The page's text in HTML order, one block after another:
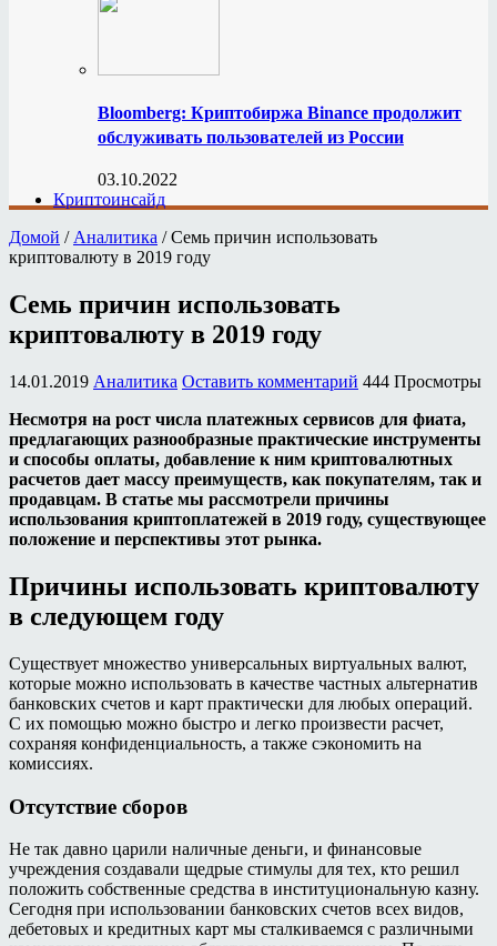
Bloomberg: Криптобиржа Binance продолжит
обслуживать пользователей из России
03.10.2022
Криптоинсайд
Домой / Аналитика / Семь причин использовать
криптовалюту в 2019 году
Семь причин использовать
криптовалюту в 2019 году
14.01.2019 Аналитика Оставить комментарий 444 Просмотры
Несмотря на рост числа платежных сервисов для фиата,
предлагающих разнообразные практические инструменты
и способы оплаты, добавление к ним криптовалютных
расчетов дает массу преимуществ, как покупателям, так и
продавцам. В статье мы рассмотрели причины
использования криптоплатежей в 2019 году, существующее
положение и перспективы этот рынка.
Причины использовать криптовалюту
в следующем году
Существует множество универсальных виртуальных валют,
которые можно использовать в качестве частных альтернатив
банковских счетов и карт практически для любых операций.
С их помощью можно быстро и легко произвести расчет,
сохраняя конфиденциальность, а также сэкономить на
комиссиях.
Отсутствие сборов
Не так давно царили наличные деньги, и финансовые
учреждения создавали щедрые стимулы для тех, кто решил
положить собственные средства в институциональную казну.
Сегодня при использовании банковских счетов всех видов,
дебетовых и кредитных карт мы сталкиваемся с различными